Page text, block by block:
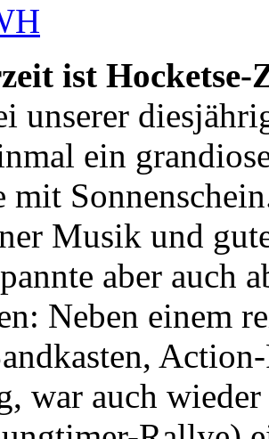
ist Hocketse-
unserer
ein
mit
Musik und
aber auch
Neben einem
war auch